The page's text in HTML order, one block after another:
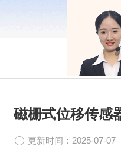
磁栅式位移传感
更新时间：2025-07-